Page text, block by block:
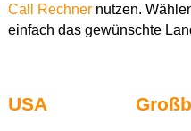
Call Rechnernutzen.
einfach das gewünschte
USA